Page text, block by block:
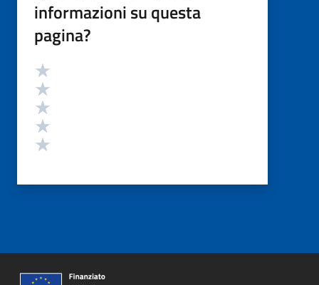
informazioni su questa
pagina?
Valutazione